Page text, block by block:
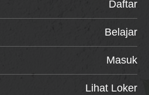
Daftar
Belajar
Masuk
Lihat Loker